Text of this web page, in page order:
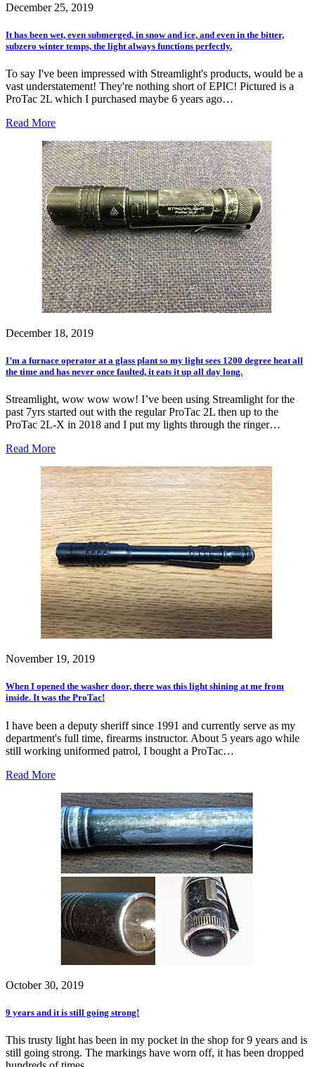
December 25, 2019
It has been wet, even submerged, in snow and ice, and even in the bitter,
subzero winter temps, the light always functions perfectly.
To say I've been impressed with Streamlight's products, would be a
vast understatement! They're nothing short of EPIC! Pictured is a
ProTac 2L which I purchased maybe 6 years ago…
Read More
December 18, 2019
I’m a furnace operator at a glass plant so my light sees 1200 degree heat all
the time and has never once faulted, it eats it up all day long.
Streamlight, wow wow wow! I’ve been using Streamlight for the
past 7yrs started out with the regular ProTac 2L then up to the
ProTac 2L-X in 2018 and I put my lights through the ringer…
Read More
November 19, 2019
When I opened the washer door, there was this light shining at me from
inside. It was the ProTac!
I have been a deputy sheriff since 1991 and currently serve as my
department's full time, firearms instructor. About 5 years ago while
still working uniformed patrol, I bought a ProTac…
Read More
October 30, 2019
9 years and it is still going strong!
This trusty light has been in my pocket in the shop for 9 years and is
still going strong. The markings have worn off, it has been dropped